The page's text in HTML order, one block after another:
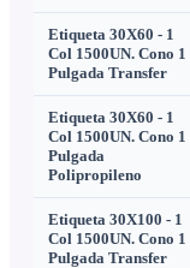
Etiqueta 30X60 - 1
Col 1500UN. Cono 1
Pulgada Transfer
Etiqueta 30X60 - 1
Col 1500UN. Cono 1
Pulgada
Polipropileno
Etiqueta 30X100 - 1
Col 1500UN. Cono 1
Pulgada Transfer